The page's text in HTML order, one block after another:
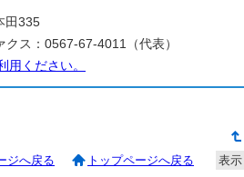
田335
ス：0567-67-4011（代表）
用ください。
ジへ戻る
トップページへ戻る 表示